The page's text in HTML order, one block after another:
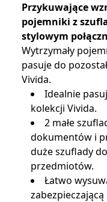
Przykuwające
pojemniki z
stylowym
Wytrzymały
pasuje do
Vivida.
Idealnie
kolekcji Vivida.
2 małe
dokumentów i
duże szuflady
przedmiotów.
Łatwo